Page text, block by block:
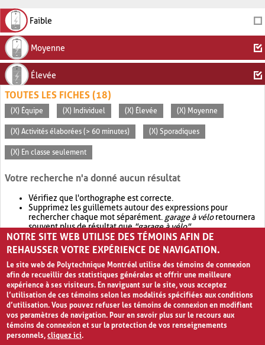
Faible
Moyenne
Élevée
TOUTES LES FICHES (18)
(X) Équipe (X) Individuel (X) Élevée (X) Moyenne
(X) Activités élaborées (> 60 minutes) (X) Sporadiques
(X) En classe seulement
Votre recherche n'a donné aucun résultat
Vérifiez que l'orthographe est correcte.
Supprimez les guillemets autour des expressions pour
rechercher chaque mot séparément. garage à véloretournera
souvent plus de résultat que"garage à vélo".
Envisagez d'élargir votre recherche avec OR.garage OR vélo
retournera souvent plus de résultat quegarage à vélo
NOTRE SITE WEB UTILISE DES TÉMOINS AFIN DE
REHAUSSER VOTRE EXPÉRIENCE DE NAVIGATION.
Le site web de Polytechnique Montréal utilise des témoins de connexion
afin de recueillir des statistiques générales et offrir une meilleure
expérience à ses visiteurs. En naviguant sur le site, vous acceptez
l’utilisation de ces témoins selon les modalités spécifiées aux conditions
d’utilisation. Vous pouvez refuser les témoins de connexion en modifiant
vos paramètres de navigation. Pour en savoir plus sur le recours aux
témoins de connexion et sur la protection de vos renseignements
personnels,cliquez ici.